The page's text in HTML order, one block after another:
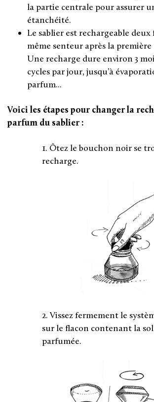
la partie centrale pour assurer
étanchéité.
Le sablier est rechargeable deux
même senteur après la
Une recharge dure environ 3
cycles par jour, jusqu’à
parfum...
Voici les étapes pour changer la
parfum dusablier :
1. Ôtez le bouchon noir se
recharge.
2. Vissez fermement le
sur le flacon contenant la
parfumée.